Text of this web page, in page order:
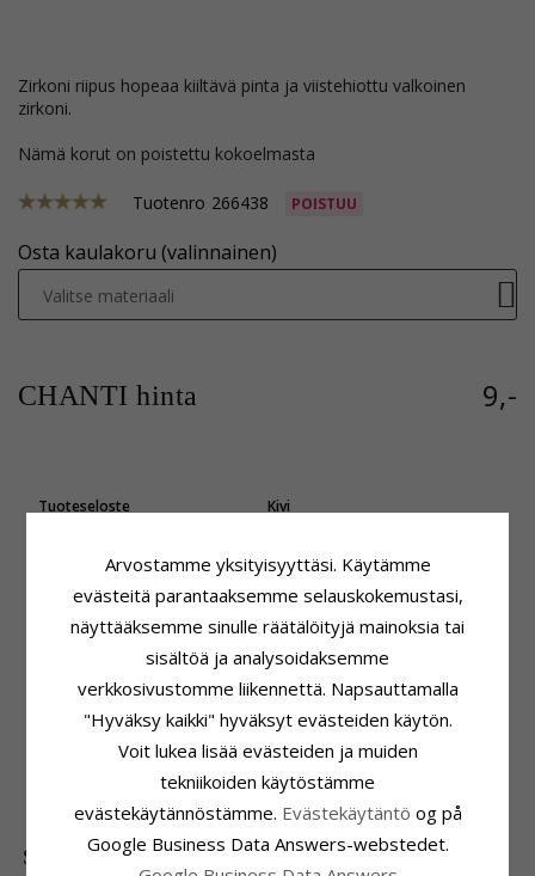
zirkoni riipus hopeaa kiiltävä pinta ja viistehiottu valkoinen
zirkoni.
Nämä korut on poistettu kokoelmasta
Tuotenro 266438 POISTUU
Osta kaulakoru (valinnainen)
Valitse materiaali
CHANTI hinta 9,-
Tuoteseloste
Jalometalli: Hopeaa
Pinta:Kiiltävä
Kivi
Kivi: Zirkoni
Korkeus:20,7 mm
Korkeus Ilman Riipuspidikettä:
16,7 mm
Leveys:
14,5 mm
Syvyys:
4-5 Arkipäivä
SUOSITUIMMAT TUOTTEET LUOKASSA
Arvostamme yksityisyyttäsi. Käytämme
evästeitä parantaaksemme selauskokemustasi,
näyttääksemme sinulle räätälöityjä mainoksia tai
sisältöä ja analysoidaksemme
verkkosivustomme liikennettä. Napsauttamalla
"Hyväksy kaikki" hyväksyt evästeiden käytön.
Voit lukea lisää evästeiden ja muiden
tekniikoiden käytöstämme
evästekäytännöstämme. Evästekäytäntö og på
Google Business Data Answers-webstedet.